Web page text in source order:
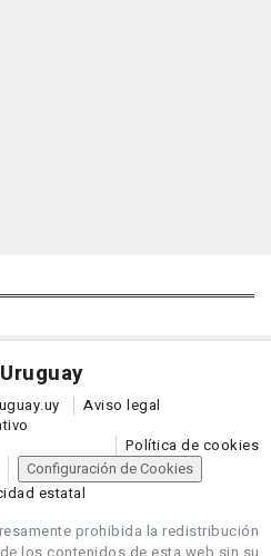
Uruguay
Aviso legal
Política de cookies
Configuración de Cookies
estatal
prohibida la redistribución